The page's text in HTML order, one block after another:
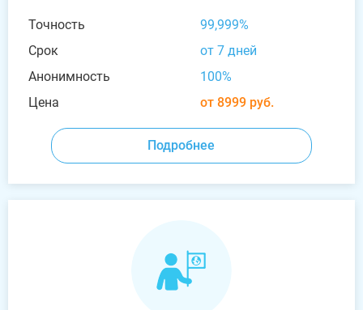
Точность
99,999%
Срок
от 7 дней
Анонимность
100%
Цена
от 8999 руб.
Подробнее